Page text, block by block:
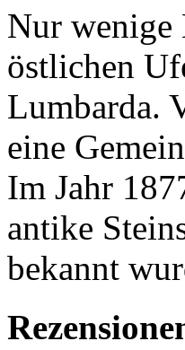
Nur wenige
östlichen
Lumbarda.
eine
Im Jahr
antike
bekannt